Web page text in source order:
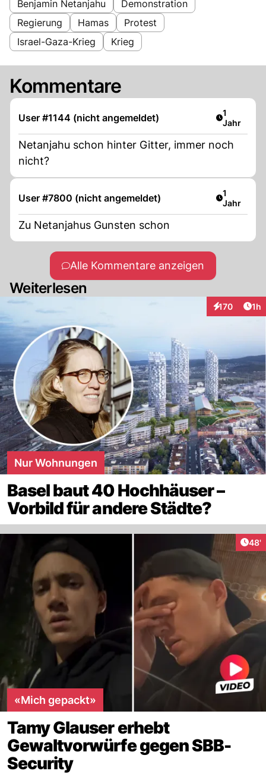
Benjamin Netanjahu
Demonstration
Regierung
Hamas
Protest
Israel-Gaza-Krieg
Krieg
Kommentare
User #1144 (nicht angemeldet) Artikel
1
Jahr
Netanjahu schon hinter Gitter, immer noch
nicht?
User #7800 (nicht angemeldet) Artikel
1
Jahr
Zu Netanjahus Gunsten schon
Alle Kommentare anzeigen
Weiterlesen
170
Interaktionen
1h
Nur Wohnungen
Basel baut 40 Hochhäuser –
Vorbild für andere Städte?
48'
«Mich gepackt»
Tamy Glauser erhebt
Gewaltvorwürfe gegen SBB-
Security